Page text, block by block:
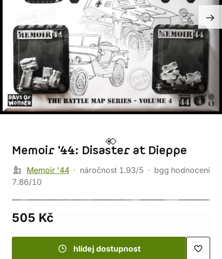
Memoir '44: Disaster at Dieppe
Memoir '44 náročnost 1.93/5
bgg hodnocení
7.86/10
505 Kč
hlídej dostupnost